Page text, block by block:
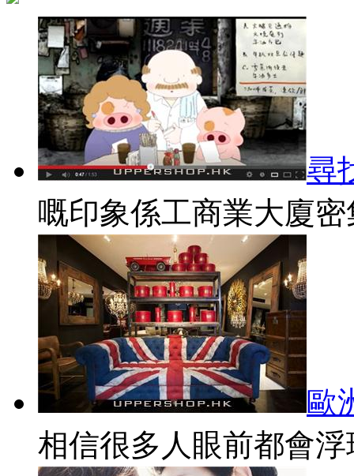
尋
嘅印象係工商業大廈密
歐
相信很多人眼前都會